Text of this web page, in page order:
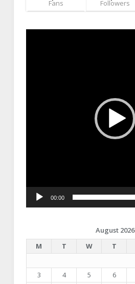
Fans Followers
00:00
August 2026
M
T W T
3
4 5 6